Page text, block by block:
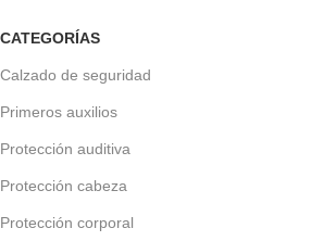
CATEGORÍAS
Calzado de seguridad
Primeros auxilios
Protección auditiva
Protección cabeza
Protección corporal